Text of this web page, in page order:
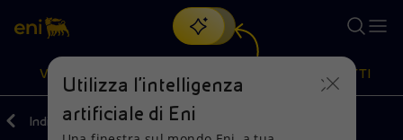
CercaVISIONE PRODOTTI
Indietro Media Comunicati Stampa
Utilizza l'intelligenza
artificiale di Eni